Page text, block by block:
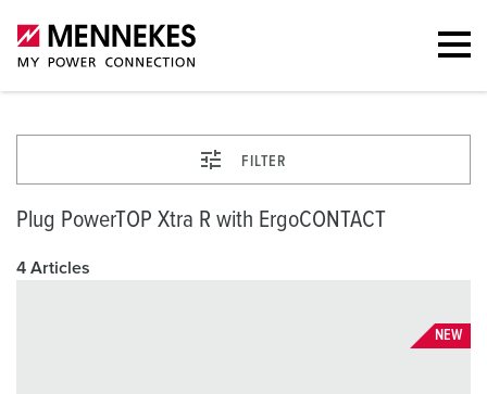
FILTER
Plug PowerTOP Xtra R with ErgoCONTACT
4 Articles
NEW